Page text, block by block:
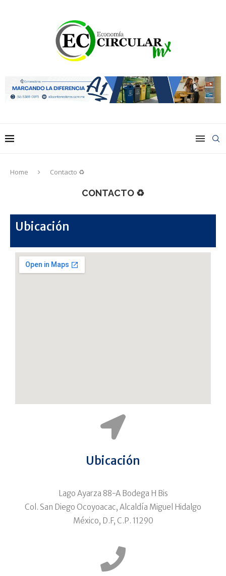
Home Contacto ♻
CONTACTO ♻
Ubicación
Ubicación
Lago Ayarza 88-A Bodega H Bis
Col. San Diego Ocoyoacac, Alcaldía Miguel Hidalgo
México, D.F, C.P. 11290